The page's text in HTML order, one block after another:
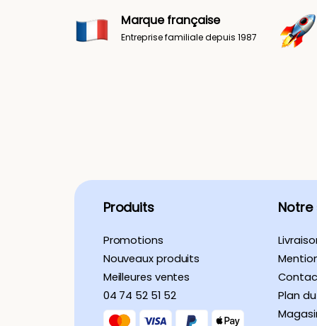
Marque française
Entreprise familiale depuis 1987
Produits
Promotions
Nouveaux produits
Meilleures ventes
04 74 52 51 52
Plan